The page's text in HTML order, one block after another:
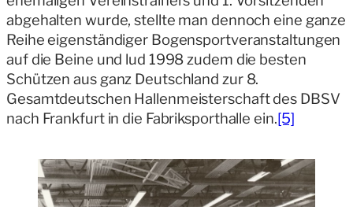
abgehalten wurde, stellte man dennoch eine ganze
Reihe eigenständiger Bogensportveranstaltungen
auf die Beine und lud 1998 zudem die besten
Schützen aus ganz Deutschland zur 8.
Gesamtdeutschen Hallenmeisterschaft des DBSV
nach Frankfurt in die Fabriksporthalle ein.[5]